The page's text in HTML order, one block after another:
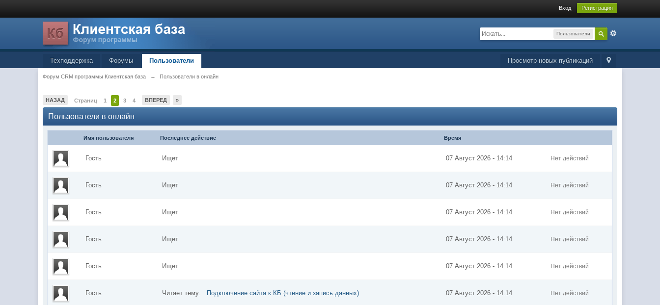
Вход Регистрация
Пользователи
Просмотр новых публикаций
Техподдержка Форумы Пользователи
Форум CRM программы Клиентская база → Пользователи в онлайн
НАЗАД Страниц 1 2 3 4 ВПЕРЕД »
Пользователи в онлайн
Имя пользователя Последнее действие Время
Гость Ищет 07 Август 2026 - 14:14 Нет действий
Гость Ищет 07 Август 2026 - 14:14 Нет действий
Гость Ищет 07 Август 2026 - 14:14 Нет действий
Гость Ищет 07 Август 2026 - 14:14 Нет действий
Гость Ищет 07 Август 2026 - 14:14 Нет действий
Гость Читает тему: Подключение сайта к КБ (чтение и запись данных) 07 Август 2026 - 14:14 Нет действий